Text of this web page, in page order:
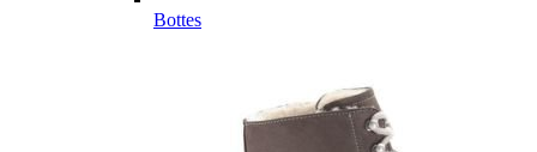
Bottes